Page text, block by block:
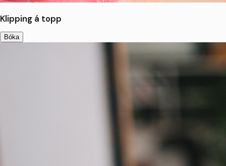
Klipping á topp
Bóka